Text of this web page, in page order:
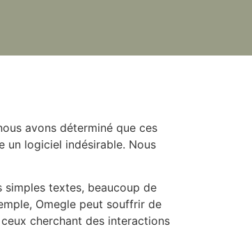
avons déterminé que ces
un logiciel indésirable. Nous
simples textes, beaucoup de
Omegle peut souffrir de
cherchant des interactions